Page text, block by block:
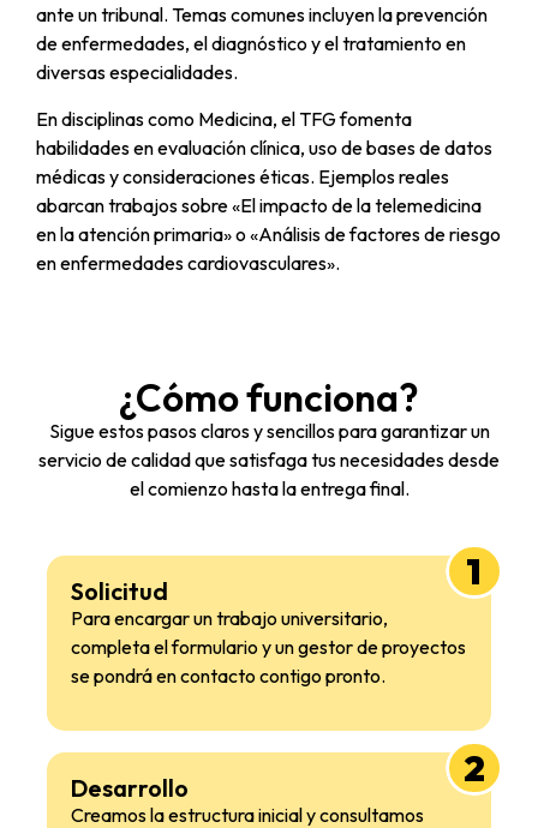
ante un tribunal. Temas comunes incluyen la prevención
de enfermedades, el diagnóstico y el tratamiento en
diversas especialidades.
En disciplinas como Medicina, el TFG fomenta
habilidades en evaluación clínica, uso de bases de datos
médicas y consideraciones éticas. Ejemplos reales
abarcan trabajos sobre «El impacto de la telemedicina
en la atención primaria» o «Análisis de factores de riesgo
en enfermedades cardiovasculares».
¿Cómo funciona?
Sigue estos pasos claros y sencillos para garantizar un
servicio de calidad que satisfaga tus necesidades desde
el comienzo hasta la entrega final.
1
Solicitud
Para encargar un trabajo universitario,
completa el formulario y un gestor de proyectos
se pondrá en contacto contigo pronto.
Desarrollo
Creamos la estructura inicial y consultamos
2